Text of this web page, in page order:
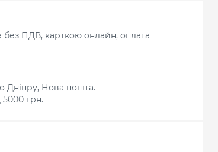
без ПДВ, карткою онлайн, оплата
Дніпру, Нова пошта.
5000 грн.